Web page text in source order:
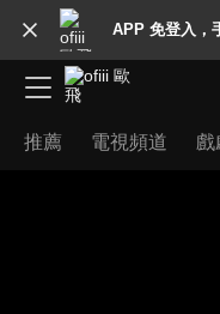
APP 免登入，
推薦 電視頻道 戲